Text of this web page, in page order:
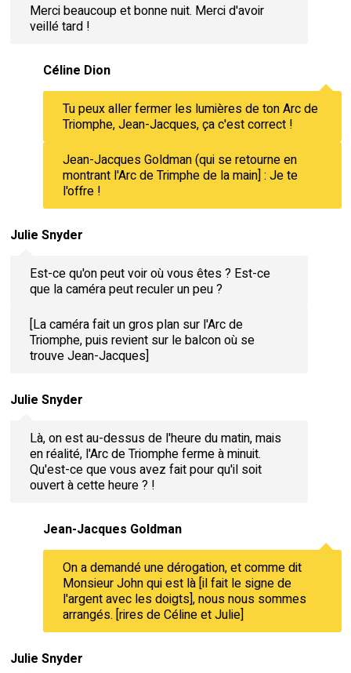
Merci beaucoup et bonne nuit. Merci d'avoir
veillé tard !
Céline Dion
Tu peux aller fermer les lumières de ton Arc de
Triomphe, Jean-Jacques, ça c'est correct !
Jean-Jacques Goldman (qui se retourne en
montrant l'Arc de Trimphe de la main] : Je te
l'offre !
Julie Snyder
Est-ce qu'on peut voir où vous êtes ? Est-ce
que la caméra peut reculer un peu ?
[La caméra fait un gros plan sur l'Arc de
Triomphe, puis revient sur le balcon où se
trouve Jean-Jacques]
Julie Snyder
Là, on est au-dessus de l'heure du matin, mais
en réalité, l'Arc de Triomphe ferme à minuit.
Qu'est-ce que vous avez fait pour qu'il soit
ouvert à cette heure ? !
Jean-Jacques Goldman
On a demandé une dérogation, et comme dit
Monsieur John qui est là [il fait le signe de
l'argent avec les doigts], nous nous sommes
arrangés. [rires de Céline et Julie]
Julie Snyder